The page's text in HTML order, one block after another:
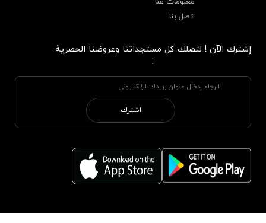
اتصل بنا
إشترك الآن ! لتصلك كل مستجداتنا وعروضنا الحصرية
:
اشترك